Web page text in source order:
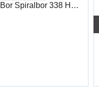
Bor Spiralbor 338 HSS-CO "Step-Tech"